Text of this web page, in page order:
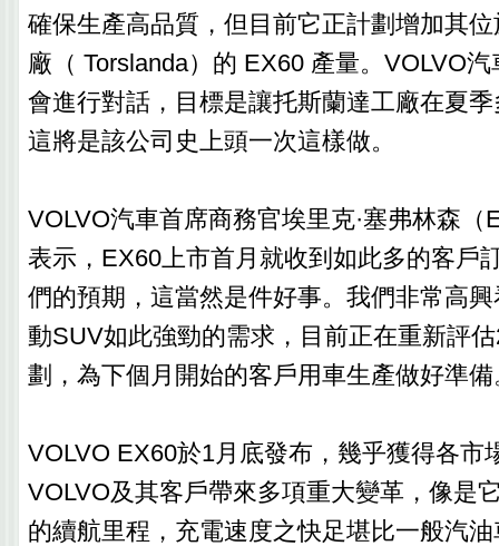
確保生產高品質，但目前它正計劃增加其
廠（ Torslanda）的 EX60 產量。VOLVO
會進行對話，目標是讓托斯蘭達工廠在夏
這將是該公司史上頭一次這樣做。
VOLVO汽車首席商務官埃里克·塞弗林森（
表示，EX60上市首月就收到如此多的客戶
們的預期，這當然是件好事。我們非常高
動SUV如此強勁的需求，目前正在重新評
劃，為下個月開始的客戶用車生產做好準備
VOLVO EX60於1月底發布，幾乎獲得各市
VOLVO及其客戶帶來多項重大變革，像是
的續航里程，充電速度之快足堪比一般汽